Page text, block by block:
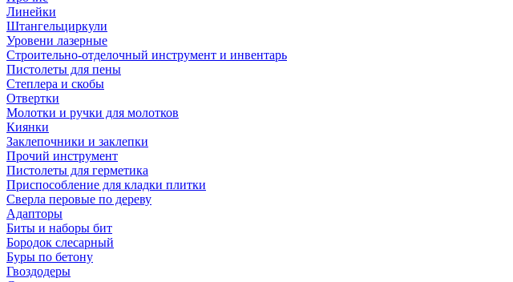
Линейки
Штангельциркули
Уровени лазерные
Строительно-отделочный инструмент и инвентарь
Пистолеты для пены
Степлера и скобы
Отвертки
Молотки и ручки для молотков
Киянки
Заклепочники и заклепки
Прочий инструмент
Пистолеты для герметика
Приспособление для кладки плитки
Сверла перовые по дереву
Адапторы
Биты и наборы бит
Бородок слесарный
Буры по бетону
Гвоздодеры